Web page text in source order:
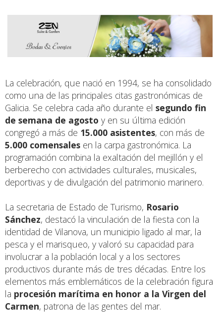
La celebración, que nació en 1994, se ha consolidado
como una de las principales citas gastronómicas de
Galicia. Se celebra cada año durante el segundo fin
de semana de agosto y en su última edición
congregó a más de 15.000 asistentes, con más de
5.000 comensales en la carpa gastronómica. La
programación combina la exaltación del mejillón y el
berberecho con actividades culturales, musicales,
deportivas y de divulgación del patrimonio marinero.
La secretaria de Estado de Turismo, Rosario
Sánchez, destacó la vinculación de la fiesta con la
identidad de Vilanova, un municipio ligado al mar, la
pesca y el marisqueo, y valoró su capacidad para
involucrar a la población local y a los sectores
productivos durante más de tres décadas. Entre los
elementos más emblemáticos de la celebración figura
la procesión marítima en honor a la Virgen del
Carmen, patrona de las gentes del mar.